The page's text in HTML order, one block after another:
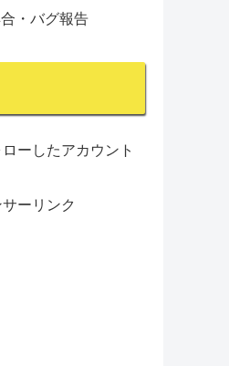
・バグ報告
ーしたアカウント
ーリンク